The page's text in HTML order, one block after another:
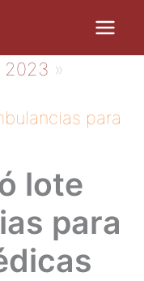
2023
para
lote
para